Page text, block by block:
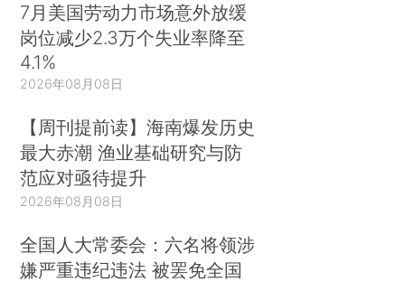
7月美国劳动力市场意外放缓
岗位减少2.3万个失业率降至
4.1%
2026年08月08日
【周刊提前读】海南爆发历史
最大赤潮 渔业基础研究与防
范应对亟待提升
2026年08月08日
全国人大常委会：六名将领涉
嫌严重违纪违法 被罢免全国